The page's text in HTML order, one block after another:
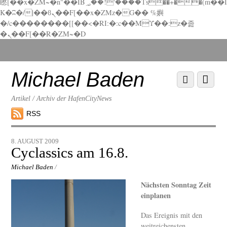
K�ʭ�/|��ϐܢ��F[��x�ZMz�G�� %嬩
�/c��������[[��<�RI:�:c��MΎ��:z�졾
�ܢ��F[��R�ZM~�D
down
contentMichael Baden
Artikel / Archiv der HafenCityNews
RSS
Menu
Scroll
down
8. AUGUST 2009
Cyclassics am 16.8.
Michael Baden /
Nächsten Sonntag Zeit
einplanen
Das Ereignis mit den